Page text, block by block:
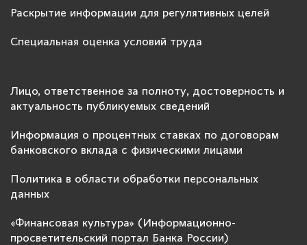
Раскрытие информации для регулятивных целей
Специальная оценка условий труда
Лицо, ответственное за полноту, достоверность и
актуальность публикуемых сведений
Информация о процентных ставках по договорам
банковского вклада с физическими лицами
Политика в области обработки персональных
данных
«Финансовая культура» (Информационно-
просветительский портал Банка России)